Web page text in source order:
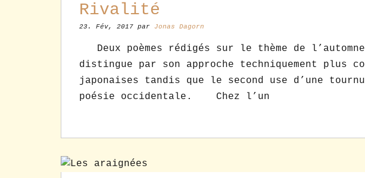
Rivalité
23. Fév, 2017 par Jonas Dagorn
Deux poèmes rédigés sur le thème de
distingue par son approche techniquement plus
japonaises tandis que le second use d’une
poésie occidentale. Chez l’un